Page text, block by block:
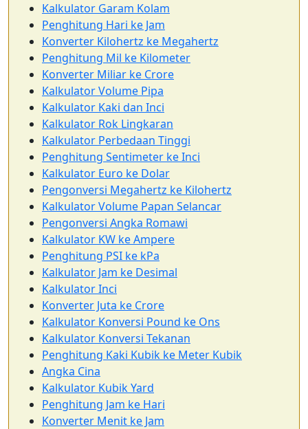
Kalkulator Garam Kolam
Penghitung Hari ke Jam
Konverter Kilohertz ke Megahertz
Penghitung Mil ke Kilometer
Konverter Miliar ke Crore
Kalkulator Volume Pipa
Kalkulator Kaki dan Inci
Kalkulator Rok Lingkaran
Kalkulator Perbedaan Tinggi
Penghitung Sentimeter ke Inci
Kalkulator Euro ke Dolar
Pengonversi Megahertz ke Kilohertz
Kalkulator Volume Papan Selancar
Pengonversi Angka Romawi
Kalkulator KW ke Ampere
Penghitung PSI ke kPa
Kalkulator Jam ke Desimal
Kalkulator Inci
Konverter Juta ke Crore
Kalkulator Konversi Pound ke Ons
Kalkulator Konversi Tekanan
Penghitung Kaki Kubik ke Meter Kubik
Angka Cina
Kalkulator Kubik Yard
Penghitung Jam ke Hari
Konverter Menit ke Jam